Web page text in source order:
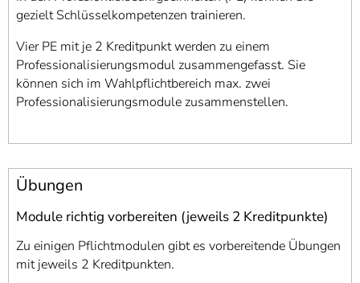
gezielt Schlüsselkompetenzen trainieren.
Vier PE mit je 2 Kreditpunkt werden zu einem
Professionalisierungsmodul zusammengefasst. Sie
können sich im Wahlpflichtbereich max. zwei
Professionalisierungsmodule zusammenstellen.
Übungen
Module richtig vorbereiten (jeweils 2 Kreditpunkte)
Zu einigen Pflichtmodulen gibt es vorbereitende Übungen
mit jeweils 2 Kreditpunkten.